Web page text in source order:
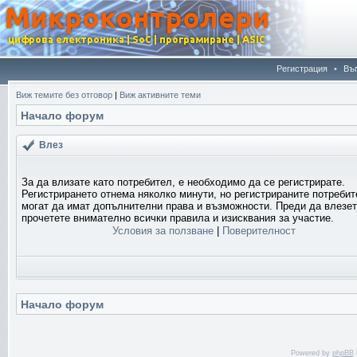
Регистрация •
Виж темите без отговор | Виж активните теми
Начало форум
Влез
За да влизате като потребител, е необходимо да се регистрирате.
Регистрирането отнема няколко минути, но регистрираните
могат да имат допълнителни права и възможности. Преди да
прочетете внимателно всички правила и изисквания за участие.
Условия за ползване| Поверителност
Начало форум
Powered by phpBB